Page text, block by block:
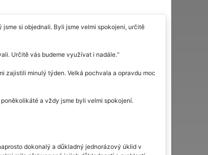
si objednali. Byli jsme velmi spokojeni, určitě
Určitě vás budeme využívat i nadále.
zajistili minulý týden. Velká pochvala a opravdu moc
a vždy jsme byli velmi spokojení.
dokonalý a důkladný jednorázový úklid v